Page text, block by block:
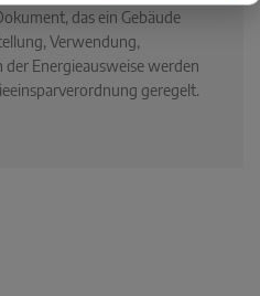
das ein Gebäude
Verwendung,
der Energieausweise werden
geregelt.